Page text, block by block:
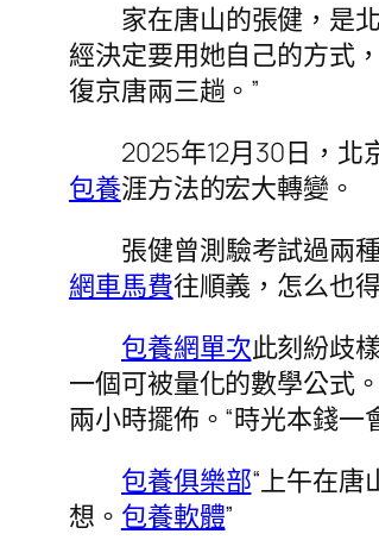
家在唐山的張健，是
經決定要用她自己的方式
復京唐兩三趟。”
2025年12月30日，北
包養涯方法的宏大轉變。
張健曾測驗考試過兩
網車馬費往順義，怎么也
包養網單次此刻紛歧
一個可被量化的數學公式
兩小時擺佈。“時光本錢一
包養俱樂部“上午在唐
想。 包養軟體”